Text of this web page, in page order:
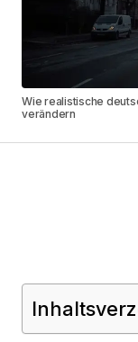
Wie realistische
verändern